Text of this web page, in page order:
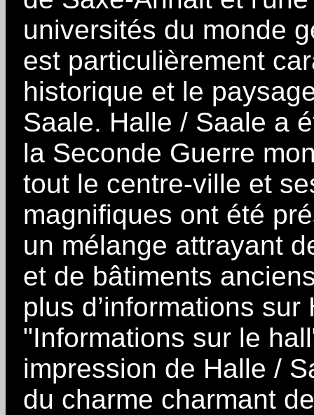
universités du monde
est particulièrement
historique et le
Saale. Halle / Saale a
la Seconde Guerre
tout le centre-ville et
magnifiques ont été
un mélange attrayant
et de bâtiments
plus d’informations
"Informations sur le
impression de Halle /
du charme charmant